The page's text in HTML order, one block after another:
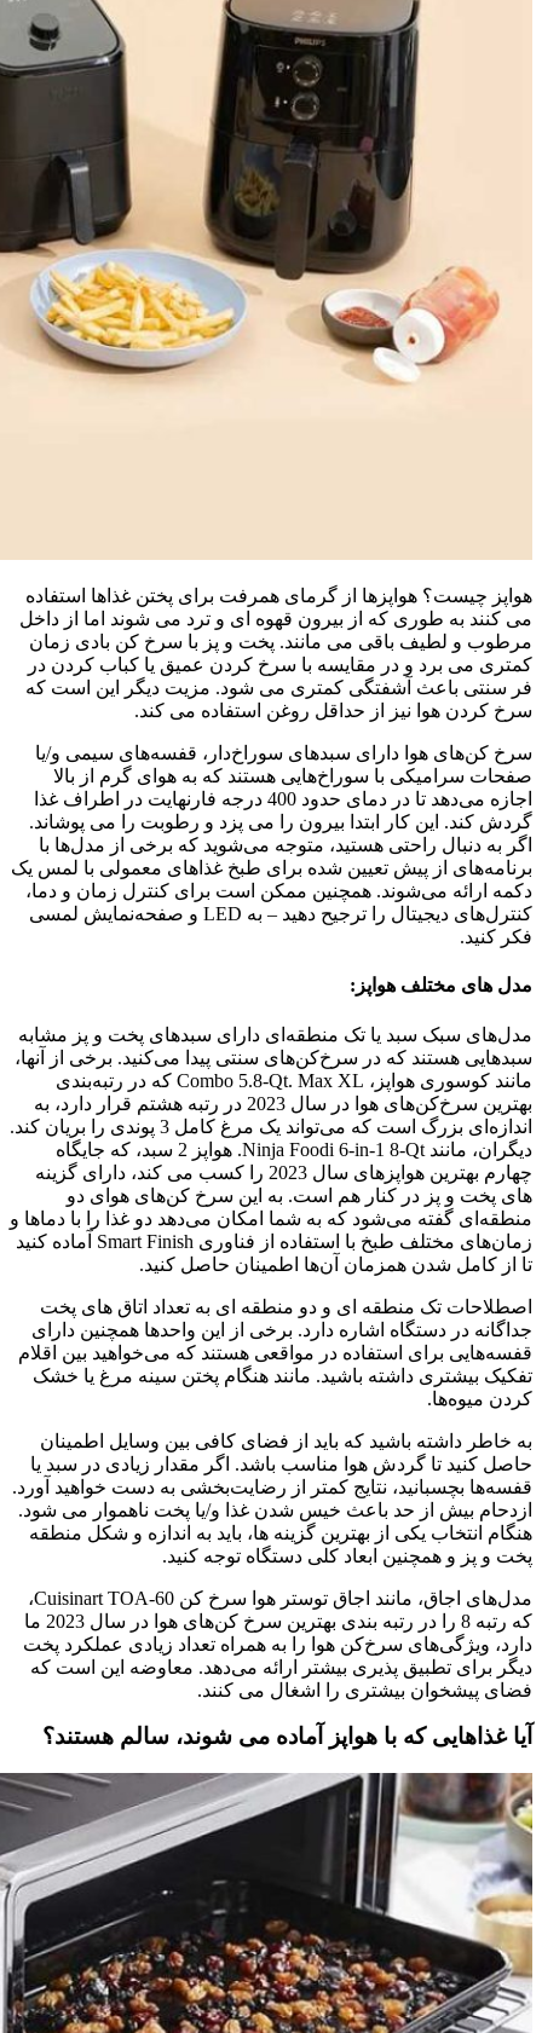
هواپز چیست؟ هواپزها از گرمای همرفت برای پختن غذاها استفاده
می کنند به طوری که از بیرون قهوه ای و ترد می شوند اما از داخل
مرطوب و لطیف باقی می مانند. پخت و پز با سرخ کن بادی زمان
کمتری می برد و در مقایسه با سرخ کردن عمیق یا کباب کردن در
فر سنتی باعث آشفتگی کمتری می شود. مزیت دیگر این است که
سرخ کردن هوا نیز از حداقل روغن استفاده می کند.
سرخ کن‌های هوا دارای سبدهای سوراخ‌دار، قفسه‌های سیمی و/یا
صفحات سرامیکی با سوراخ‌هایی هستند که به هوای گرم از بالا
اجازه می‌دهد تا در دمای حدود 400 درجه فارنهایت در اطراف غذا
گردش کند. این کار ابتدا بیرون را می پزد و رطوبت را می پوشاند.
اگر به دنبال راحتی هستید، متوجه می‌شوید که برخی از مدل‌ها با
برنامه‌های از پیش تعیین شده برای طبخ غذاهای معمولی با لمس یک
دکمه ارائه می‌شوند. همچنین ممکن است برای کنترل زمان و دما،
کنترل‌های دیجیتال را ترجیح دهید – به LED و صفحه‌نمایش لمسی
فکر کنید.
مدل های مختلف هواپز:
مدل‌های سبک سبد یا تک منطقه‌ای دارای سبدهای پخت و پز مشابه
سبدهایی هستند که در سرخ‌کن‌های سنتی پیدا می‌کنید. برخی از آنها،
مانند کوسوری هواپز، Combo 5.8-Qt. Max XL که در رتبه‌بندی
بهترین سرخ‌کن‌های هوا در سال 2023 در رتبه هشتم قرار دارد، به
اندازه‌ای بزرگ است که می‌تواند یک مرغ کامل 3 پوندی را بریان کند.
دیگران، مانند Ninja Foodi 6-in-1 8-Qt. هواپز 2 سبد، که جایگاه
چهارم بهترین هواپزهای سال 2023 را کسب می کند، دارای گزینه
های پخت و پز در کنار هم است. به این سرخ کن‌های هوای دو
منطقه‌ای گفته می‌شود که به شما امکان می‌دهد دو غذا را با دماها و
زمان‌های مختلف طبخ با استفاده از فناوری Smart Finish آماده کنید
تا از کامل شدن همزمان آن‌ها اطمینان حاصل کنید.
اصطلاحات تک منطقه ای و دو منطقه ای به تعداد اتاق های پخت
جداگانه در دستگاه اشاره دارد. برخی از این واحدها همچنین دارای
قفسه‌هایی برای استفاده در مواقعی هستند که می‌خواهید بین اقلام
تفکیک بیشتری داشته باشید. مانند هنگام پختن سینه مرغ یا خشک
کردن میوه‌ها.
به خاطر داشته باشید که باید از فضای کافی بین وسایل اطمینان
حاصل کنید تا گردش هوا مناسب باشد. اگر مقدار زیادی در سبد یا
قفسه‌ها بچسبانید، نتایج کمتر از رضایت‌بخشی به دست خواهید آورد.
ازدحام بیش از حد باعث خیس شدن غذا و/یا پخت ناهموار می شود.
هنگام انتخاب یکی از بهترین گزینه ها، باید به اندازه و شکل منطقه
پخت و پز و همچنین ابعاد کلی دستگاه توجه کنید.
مدل‌های اجاق، مانند اجاق توستر هوا سرخ کن Cuisinart TOA-60،
که رتبه 8 را در رتبه بندی بهترین سرخ کن‌های هوا در سال 2023 ما
دارد، ویژگی‌های سرخ‌کن هوا را به همراه تعداد زیادی عملکرد پخت
دیگر برای تطبیق پذیری بیشتر ارائه می‌دهد. معاوضه این است که
فضای پیشخوان بیشتری را اشغال می کنند.
آیا غذاهایی که با هواپز آماده می شوند، سالم هستند؟